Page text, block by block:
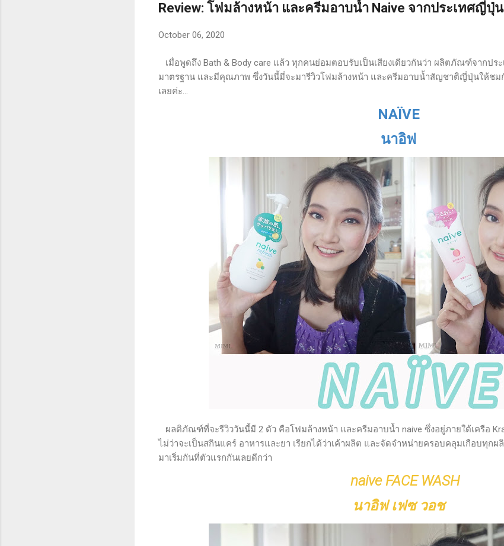
Review: โฟมล้างหน้า และครีมอาบน้ำ Naive จากประเทศญี่ปุ่น
October 06, 2020
เมื่อพูดถึง Bath & Body care แล้ว ทุกคนย่อมตอบรับเป็นเสียงเดียวกันว่า ผลิตภัณฑ์จากป
มาตรฐาน และมีคุณภาพ ซึ่งวันนี้มี่จะมารีวิวโฟมล้างหน้า และครีมอาบน้ำสัญชาติญี่ปุ่นให้ชม
เลยค่ะ...
NAÏVE
นาอิฟ
ผลติภัณฑ์ที่จะรีวิววันนี้มี 2 ตัว คือโฟมล้างหน้า และครีมอาบน้ำ naive ซึ่งอยู่ภายใต้เครือ
ไม่ว่าจะเป็นสกินแคร์ อาหารและยา เรียกได้ว่าเค้าผลิต และจัดจำหน่ายครอบคลุมเกือบทุก
มาเริ่มกันที่ตัวแรกกันเลยดีกว่า
naive FACE WASH
นาอิฟ เฟซ วอช